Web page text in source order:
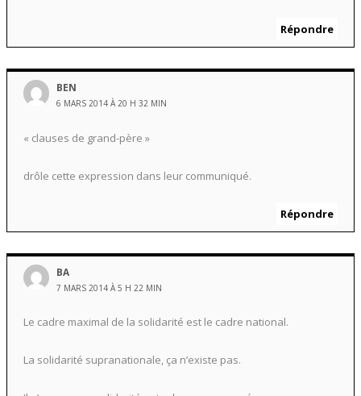
Répondre
BEN
6 MARS 2014 À 20 H 32 MIN
« clauses de grand-père »
drôle cette expression dans leur communiqué.
Répondre
BA
7 MARS 2014 À 5 H 22 MIN
Le cadre maximal de la solidarité est le cadre national.
La solidarité supranationale, ça n’existe pas.